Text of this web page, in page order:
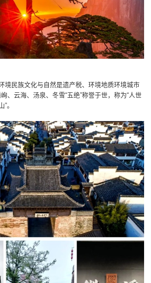
境民族文化与自然是遗产税、环境地质环境城市
、云海、汤泉、冬雪“五绝”称誉于世，称为“人世
。